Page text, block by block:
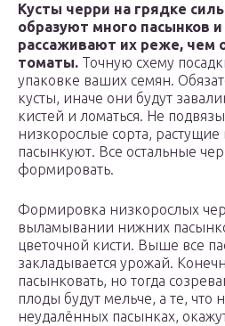
Кусты черри на грядке
образуют много пасынков
рассаживают их реже, чем
томаты. Точную схему
упаковке ваших семян.
кусты, иначе они будут
кистей и ломаться. Не
низкорослые сорта,
пасынкуют. Все остальные
формировать.
Формировка низкорослых
выламывании нижних
цветочной кисти. Выше все
закладывается урожай.
пасынковать, но тогда
плоды будут мельче, а те, что
неудалённых пасынках,